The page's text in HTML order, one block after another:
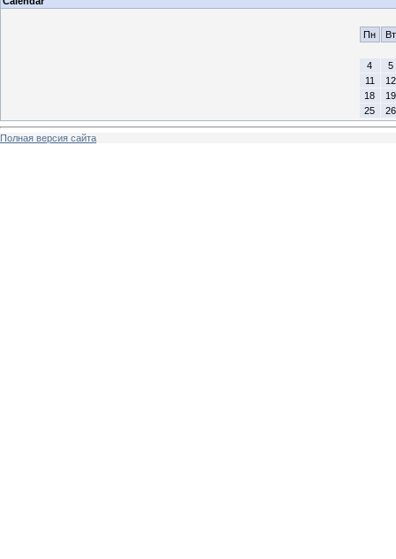
Пн Вт
4
5
11
12
18
19
25
26
Полная версия сайта